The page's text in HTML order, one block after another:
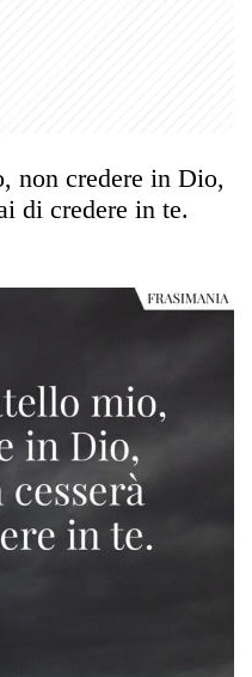
non credere in Dio,
di credere in te.